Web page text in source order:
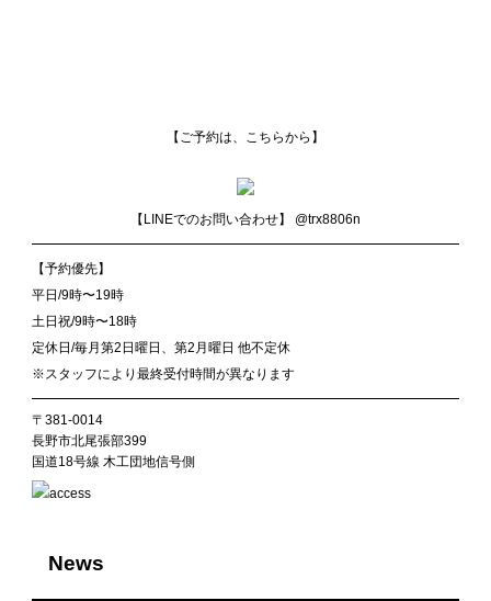
【ご予約は、こちらから】
【LINEでのお問い合わせ】 @trx8806n
【予約優先】
平日/9時〜19時
土日祝/9時〜18時
定休日/毎月第2日曜日、第2月曜日 他不定休
※スタッフにより最終受付時間が異なります
〒381-0014
長野市北尾張部399
国道18号線 木工団地信号側
News